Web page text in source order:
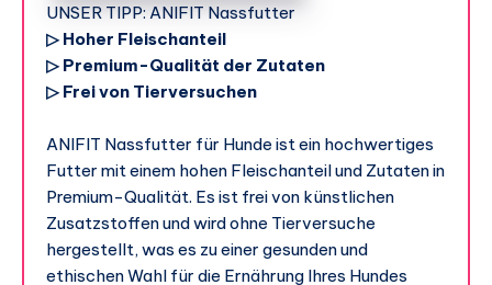
UNSER TIPP: ANIFIT Nassfutter
▷ Hoher Fleischanteil
▷ Premium-Qualität der Zutaten
▷ Frei von Tierversuchen
ANIFIT Nassfutter für Hunde ist ein hochwertiges
Futter mit einem hohen Fleischanteil und Zutaten in
Premium-Qualität. Es ist frei von künstlichen
Zusatzstoffen und wird ohne Tierversuche
hergestellt, was es zu einer gesunden und
ethischen Wahl für die Ernährung Ihres Hundes